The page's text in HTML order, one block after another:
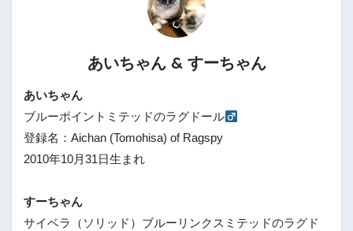
あいちゃん & すーちゃん
あいちゃん
ブルーポイントミテッドのラグドール
登録名：Aichan (Tomohisa) of Ragspy
2010年10月31日生まれ
すーちゃん
サイベラ（ソリッド）ブルーリンクスミテッドのラグド